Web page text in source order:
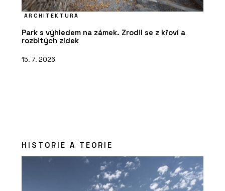
ARCHITEKTURA
Park s výhledem na zámek. Zrodil se z křoví a
rozbitých zídek
15. 7. 2026
HISTORIE A TEORIE